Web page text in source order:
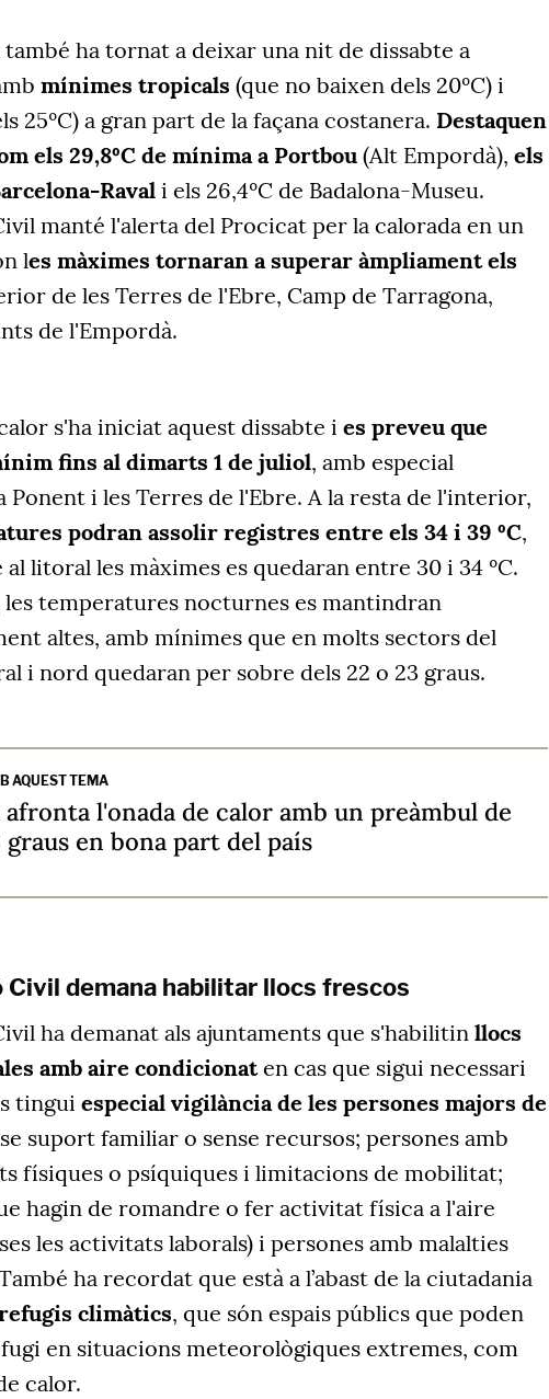
també ha tornat a deixar una nit de dissabte a
mínimes tropicals (que no baixen dels 20ºC) i
25ºC) a gran part de la façana costanera. Destaquen
els 29,8ºC de mínima a Portbou (Alt Empordà), els
Raval i els 26,4ºC de Badalona-Museu.
manté l'alerta del Procicat per la calorada en un
les màximes tornaran a superar àmpliament els
de les Terres de l'Ebre, Camp de Tarragona,
de l'Empordà.
s'ha iniciat aquest dissabte i es preveu que
fins al dimarts 1 de juliol, amb especial
Ponent i les Terres de l'Ebre. A la resta de l'interior,
podran assolir registres entre els 34 i 39 ºC,
litoral les màximes es quedaran entre 30 i 34 ºC.
les temperatures nocturnes es mantindran
altes, amb mínimes que en molts sectors del
i nord quedaran per sobre dels 22 o 23 graus.
AQUEST TEMA
afronta l'onada de calor amb un preàmbul de
graus en bona part del país
demana habilitar llocs frescos
ha demanat als ajuntaments que s'habilitin llocs
amb aire condicionaten cas que sigui necessari
tingui especial vigilància de les persones majors de
suport familiar o sense recursos; persones amb
físiques o psíquiques i limitacions de mobilitat;
hagin de romandre o fer activitat física a l'aire
les activitats laborals) i persones amb malalties
ha recordat que està a l’abast de la ciutadania
climàtics, que són espais públics que poden
en situacions meteorològiques extremes, com
calor.